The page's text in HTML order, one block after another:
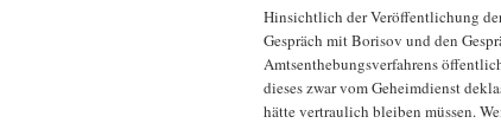
Hinsichtlich der Veröffentlichung
Gespräch mit Borisov und den
Amtsenthebungsverfahrens
dieses zwar vom Geheimdienst
hätte vertraulich bleiben müssen.